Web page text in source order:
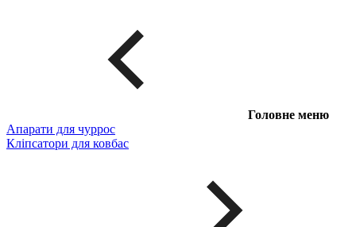
Головне меню
Апарати для чуррос
Кліпсатори для ковбас